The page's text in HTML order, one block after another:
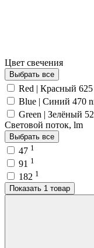
Цвет свечения
Выбрать все
Red | Красный
Blue | Синий 470
Green | Зелёный
Световой поток, lm
Выбрать все
47 1
91 1
182 1
Показать 1 товар